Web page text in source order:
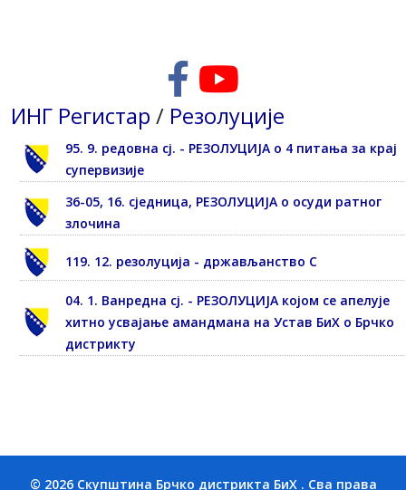
ИНГ Регистар / Резолуције
95. 9. редовна сј. - РЕЗОЛУЦИЈА о 4 питања за крај
супервизије
36-05, 16. сједница, РЕЗОЛУЦИЈА о осуди ратног
злочина
119. 12. резолуција - држављанство С
04. 1. Ванредна сј. - РЕЗОЛУЦИЈА којом се апелује
хитно усвајање амандмана на Устав БиХ о Брчко
дистрикту
© 2026 Скупштина Брчко дистрикта БиХ . Сва права